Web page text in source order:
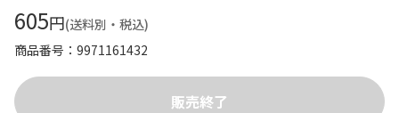
605円(送料別・税込)
商品番号
9971161432